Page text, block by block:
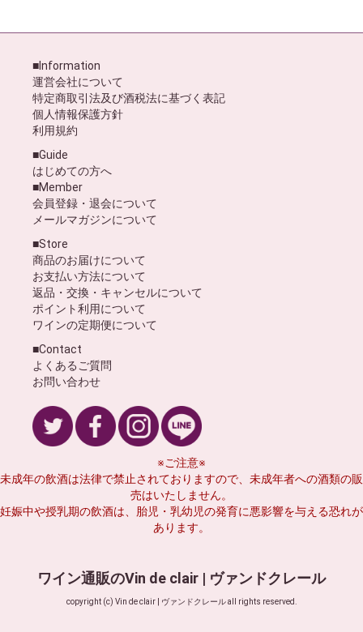
■Information
運営会社について
特定商取引法及び酒税法に基づく表記
個人情報保護方針
利用規約
■Guide
はじめての方へ
■Member
会員登録・退会について
メールマガジンについて
■Store
商品のお届けについて
お支払い方法について
返品・交換・キャンセルについて
ポイント利用について
ワインの定期便について
■Contact
よくあるご質問
お問い合わせ
※ご注意※
未成年の飲酒は法律で禁止されておりますので、未成年者への酒類の販
売はいたしません。
妊娠中や授乳期の飲酒は、胎児・乳幼児の発育に悪影響を与える恐れが
あります。
ワイン通販のVin de clair | ヴァンドクレール
copyright (c) Vin de clair | ヴァンドクレール all rights reserved.